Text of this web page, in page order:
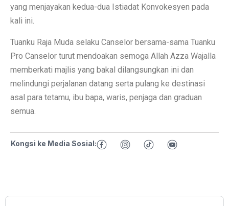
yang menjayakan kedua-dua Istiadat Konvokesyen pada
kali ini.
Tuanku Raja Muda selaku Canselor bersama-sama Tuanku
Pro Canselor turut mendoakan semoga Allah Azza Wajalla
memberkati majlis yang bakal dilangsungkan ini dan
melindungi perjalanan datang serta pulang ke destinasi
asal para tetamu, ibu bapa, waris, penjaga dan graduan
semua.
Kongsi ke Media Sosial: